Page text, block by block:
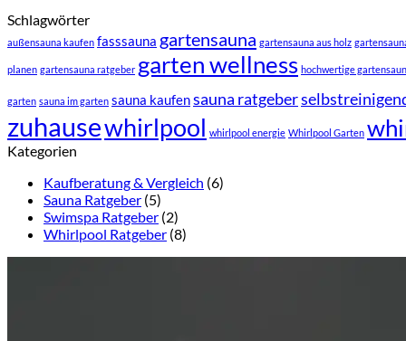
Schlagwörter
außensauna kaufen fasssauna gartensauna gartensauna aus holz
planen gartensauna ratgeber garten wellness hochwertige
garten sauna im garten sauna kaufensauna ratgeber
zuhausewhirlpool whirlpool energie Whirlpool Garten
Kategorien
Kaufberatung & Vergleich (6)
Sauna Ratgeber (5)
Swimspa Ratgeber (2)
Whirlpool Ratgeber (8)